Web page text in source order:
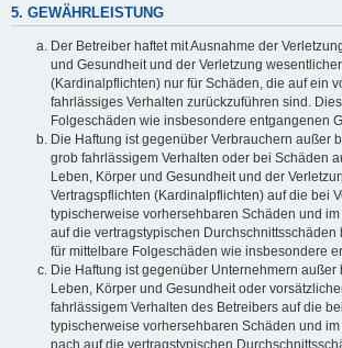
5. GEWÄHRLEISTUNG
Der Betreiber haftet mit Ausnahme der
und Gesundheit und der Verletzung
(Kardinalpflichten) nur für Schäden, die auf ein
fahrlässiges Verhalten zurückzuführen sind.
Folgeschäden wie insbesondere entgangenen
Die Haftung ist gegenüber Verbrauchern außer
grob fahrlässigem Verhalten oder bei Schäden
Leben, Körper und Gesundheit und der
Vertragspflichten (Kardinalpflichten) auf die bei
typischerweise vorhersehbaren Schäden und
auf die vertragstypischen Durchschnittsschäden
für mittelbare Folgeschäden wie insbesondere
Die Haftung ist gegenüber Unternehmern außer
Leben, Körper und Gesundheit oder
fahrlässigem Verhalten des Betreibers auf die
typischerweise vorhersehbaren Schäden und
nach auf die vertragstypischen